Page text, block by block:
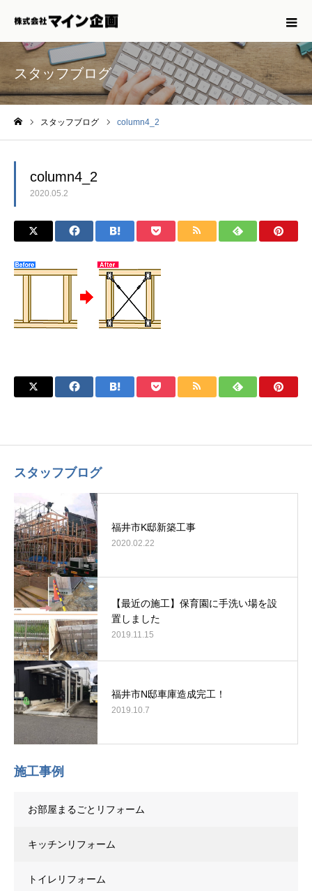
スタッフブログ
スタッフブログ column4_2
column4_2
2020.05.2
スタッフブログ
福井市K邸新築工事
2020.02.22
【最近の施工】保育園に手洗い場を設
置しました
2019.11.15
福井市N邸車庫造成完工！
2019.10.7
施工事例
お部屋まるごとリフォーム
キッチンリフォーム
トイレリフォーム